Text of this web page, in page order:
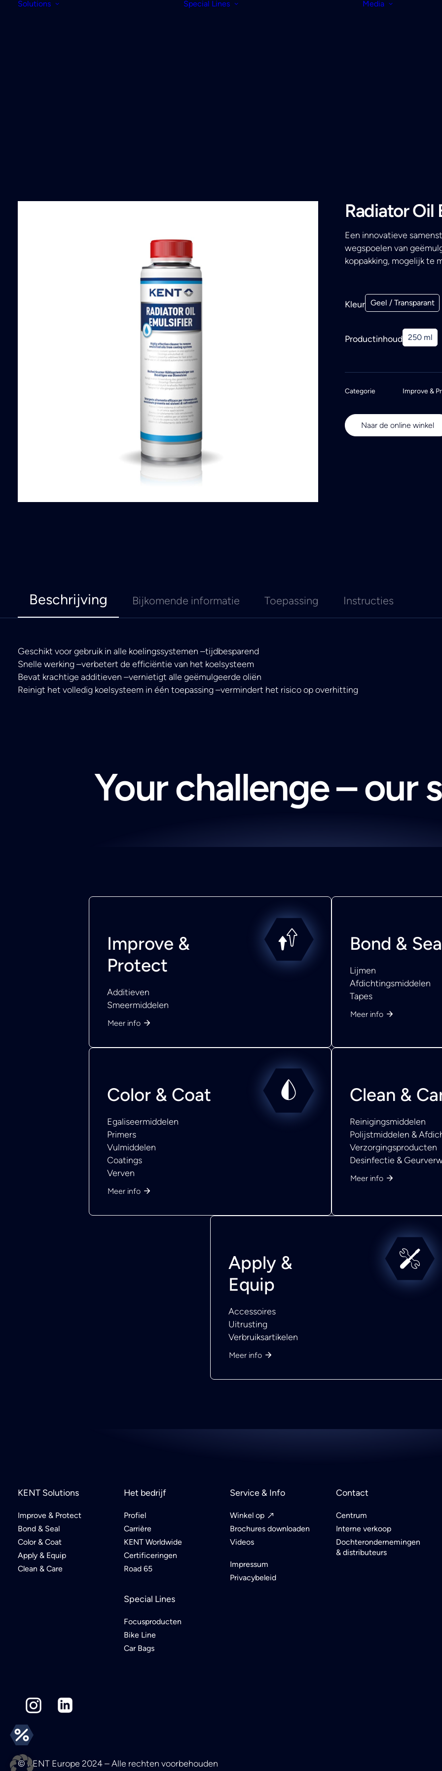
Solutions Special Lines Media
Radiator Oil
Een innovatieve
wegspoelen van
koppakking, mogelijk te
Kleur Geel / Transparant
Productinhoud 250 ml
Categorie Improve &
Naar de online winkel
Beschrijving Bijkomende informatie Toepassing Instructies
Geschikt voor gebruik in alle koelingssystemen –tijdbesparend
Snelle werking –verbetert de efficiëntie van het koelsysteem
Bevat krachtige additieven –vernietigt alle geëmulgeerde oliën
Reinigt het volledig koelsysteem in één toepassing –vermindert het risico op overhitting
Your challenge – our
Improve &
Protect
Additieven
Smeermiddelen
Meer info
Bond &
Lijmen
Afdichtingsmiddelen
Tapes
Meer info
Color & Coat
Egaliseermiddelen
Primers
Vulmiddelen
Coatings
Verven
Meer info
Clean &
Reinigingsmiddelen
Polijstmiddelen &
Verzorgingsproducten
Desinfectie &
Meer info
Apply &
Equip
Accessoires
Uitrusting
Verbruiksartikelen
Meer info
KENT Solutions
Improve & Protect
Bond & Seal
Color & Coat
Apply & Equip
Clean & Care
Het bedrijf
Profiel
Carrière
KENT Worldwide
Certificeringen
Road 65
Special Lines
Focusproducten
Bike Line
Car Bags
Service & Info
Winkel op
Brochures downloaden
Videos
Impressum
Privacybeleid
Contact
Centrum
Interne verkoop
Dochterondernemingen
& distributeurs
© KENT Europe 2024 – Alle rechten voorbehouden